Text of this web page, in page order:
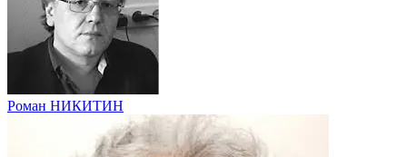
Роман НИКИТИН